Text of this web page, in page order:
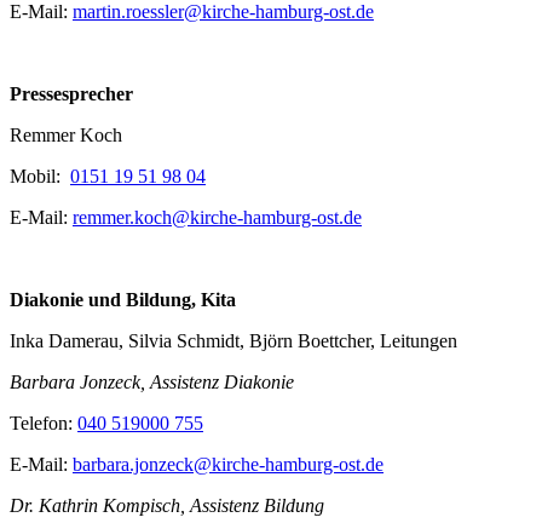
E-Mail: martin.roessler@kirche-hamburg-ost.de
Pressesprecher
Remmer Koch
Mobil: 0151 19 51 98 04
E-Mail: remmer.koch@kirche-hamburg-ost.de
Diakonie und Bildung, Kita
Inka Damerau, Silvia Schmidt, Björn Boettcher, Leitungen
Barbara Jonzeck, Assistenz Diakonie
Telefon: 040 519000 755
E-Mail: barbara.jonzeck@kirche-hamburg-ost.de
Dr. Kathrin Kompisch, Assistenz Bildung